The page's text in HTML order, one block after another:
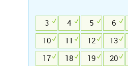
3
4 5 6
10
11 12 13
17
18 19 20